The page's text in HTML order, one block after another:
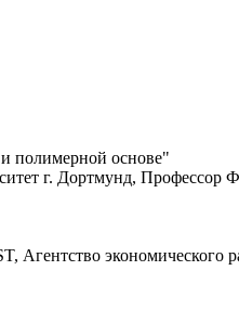
полимерной основе"
г. Дортмунд, Профессор
экономического